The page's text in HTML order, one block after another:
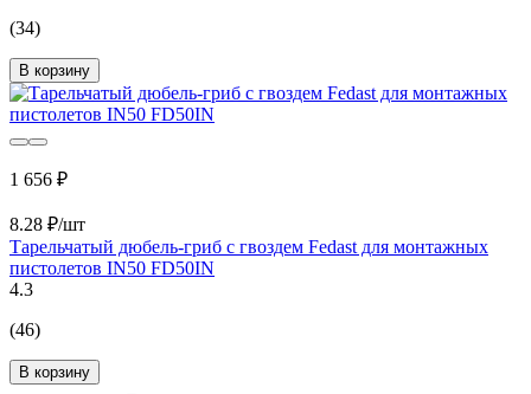
(34)
В корзину
1 656 ₽
8.28 ₽/шт
Тарельчатый дюбель-гриб с гвоздем Fedast для монтажных
пистолетов IN50 FD50IN
4.3
(46)
В корзину